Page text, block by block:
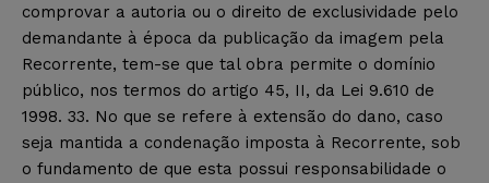
comprovar a autoria ou o direito de exclusividade pelo
demandante à época da publicação da imagem pela
Recorrente, tem-se que tal obra permite o domínio
público, nos termos do artigo 45, II, da Lei 9.610 de
1998. 33. No que se refere à extensão do dano, caso
seja mantida a condenação imposta à Recorrente, sob
o fundamento de que esta possui responsabilidade o